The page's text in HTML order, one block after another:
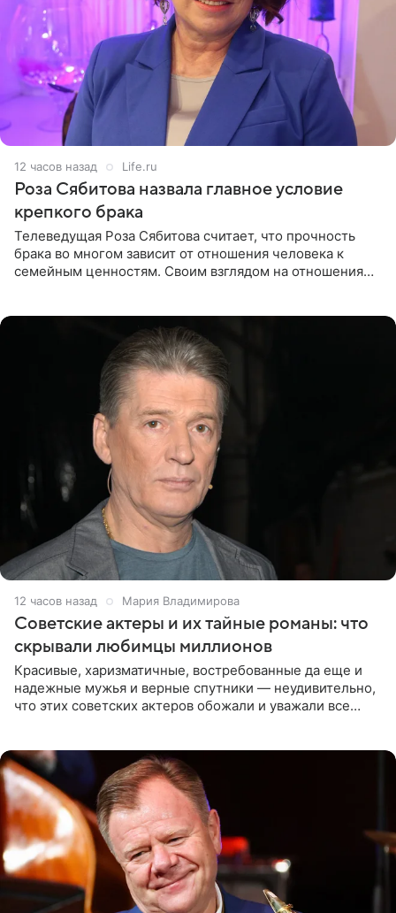
12 часов назад Life.ru
Роза Сябитова назвала главное условие
крепкого брака
Телеведущая Роза Сябитова считает, что прочность
брака во многом зависит от отношения человека к
семейным ценностям. Своим взглядом на отношения
12 часов назад Мария Владимирова
Советские актеры и их тайные романы: что
скрывали любимцы миллионов
Красивые, харизматичные, востребованные да еще и
надежные мужья и верные спутники — неудивительно,
что этих советских актеров обожали и уважали все